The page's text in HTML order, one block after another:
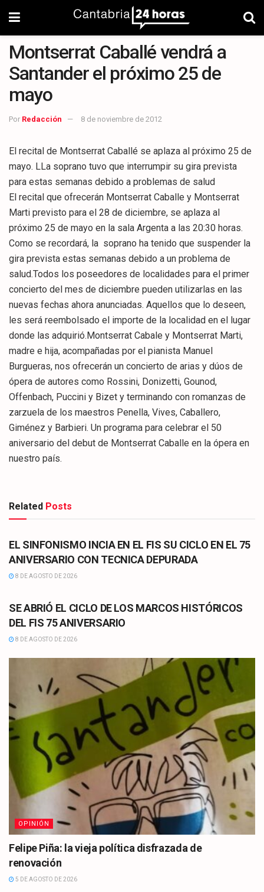
Montserrat Caballé vendrá a
Santander el próximo 25 de
mayo
Por Redacción 8 de noviembre de 2012
El recital de Montserrat Caballé se aplaza al próximo 25 de
mayo. LLa soprano tuvo que interrumpir su gira prevista
para estas semanas debido a problemas de salud
El recital que ofrecerán Montserrat Caballe y Montserrat
Marti previsto para el 28 de diciembre, se aplaza al
próximo 25 de mayo en la sala Argenta a las 20:30 horas.
Como se recordará, la soprano ha tenido que suspender la
gira prevista estas semanas debido a un problema de
salud.Todos los poseedores de localidades para el primer
concierto del mes de diciembre pueden utilizarlas en las
nuevas fechas ahora anunciadas. Aquellos que lo deseen,
les será reembolsado el importe de la localidad en el lugar
donde las adquirió.Montserrat Cabale y Montserrat Marti,
madre e hija, acompañadas por el pianista Manuel
Burgueras, nos ofrecerán un concierto de arias y dúos de
ópera de autores como Rossini, Donizetti, Gounod,
Offenbach, Puccini y Bizet y terminando con romanzas de
zarzuela de los maestros Penella, Vives, Caballero,
Giménez y Barbieri. Un programa para celebrar el 50
aniversario del debut de Montserrat Caballe en la ópera en
nuestro país.
Related Posts
CULTURA
EL SINFONISMO INCIA EN EL FIS SU CICLO EN EL 75
ANIVERSARIO CON TECNICA DEPURADA
8 DE AGOSTO DE 2026
SE ABRIÓ EL CICLO DE LOS MARCOS HISTÓRICOS
DEL FIS 75 ANIVERSARIO
8 DE AGOSTO DE 2026
OPINIÓN
Felipe Piña: la vieja política disfrazada de
renovación
5 DE AGOSTO DE 2026